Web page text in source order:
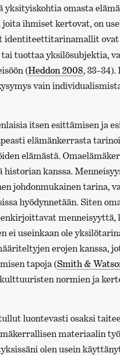
omasta
joita ihmiset kertovat, on
identiteettitarinamallit ovat
tuottaa yksilösubjektia,
(Heddon 2008, 33–34).
vain
itsen esittämisen ja
elämänkerrasta
elämästä.
kanssa.
johdonmukainen tarina,
hyödynnetään. Siten
menneisyyttä,
ei useinkaan ole
erojen kanssa,
tapoja (Smith &
normien ja
luontevasti osaksi
materiaalin
olen usein